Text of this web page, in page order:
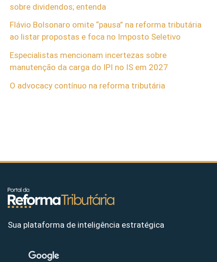
sobre dividendos; entenda
Flávio Bolsonaro omite “pausa” na reforma tributária
ao listar propostas e foca no Imposto Seletivo
Especialistas mencionam incertezas sobre
manutenção da carga do IPI no IS em 2027
O advocacy contínuo na reforma tributária
Sua plataforma de inteligência estratégica